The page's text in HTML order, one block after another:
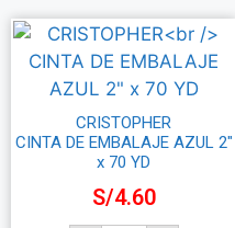
CRISTOPHER
CINTA DE EMBALAJE AZUL 2″
x 70 YD
S/4.60